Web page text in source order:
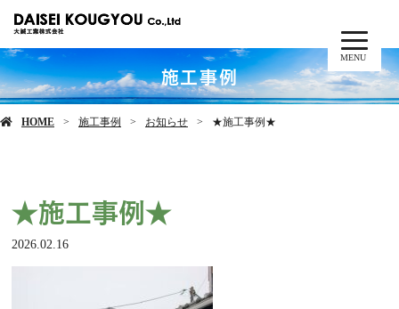
MENU
施工事例
HOME 施工事例 お知らせ ★施工事例★
★施工事例★
2026.02.16